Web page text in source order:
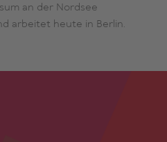
an der Nordsee
arbeitet heute in Berlin.